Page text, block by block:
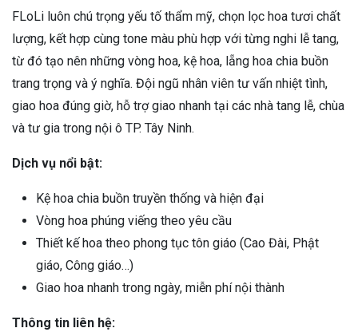
FLoLi luôn chú trọng yếu tố thẩm mỹ, chọn lọc hoa tươi chất
lượng, kết hợp cùng tone màu phù hợp với từng nghi lễ tang,
từ đó tạo nên những vòng hoa, kệ hoa, lẵng hoa chia buồn
trang trọng và ý nghĩa. Đội ngũ nhân viên tư vấn nhiệt tình,
giao hoa đúng giờ, hỗ trợ giao nhanh tại các nhà tang lễ, chùa
và tư gia trong nội ô TP. Tây Ninh.
Dịch vụ nổi bật:
Kệ hoa chia buồn truyền thống và hiện đại
Vòng hoa phúng viếng theo yêu cầu
Thiết kế hoa theo phong tục tôn giáo (Cao Đài, Phật
giáo, Công giáo…)
Giao hoa nhanh trong ngày, miễn phí nội thành
Thông tin liên hệ: